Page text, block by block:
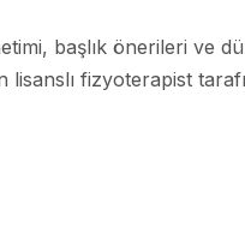
başlık önerileri ve
fizyoterapist